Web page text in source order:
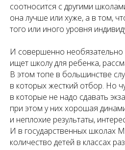
соотносится с другими
она лучше или хуже, а в том,
того или иного уровня
И совершенно
ищет школу для ребенка,
В этом топе в большинстве
в которых жесткий отбор. Но
в которые не надо сдавать
при этом у них хорошая
и неплохие результаты,
И в государственных школах
количество детей в классах